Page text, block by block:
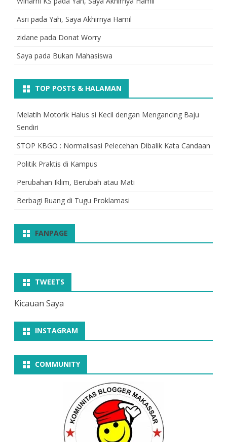
Asri pada Yah, Saya Akhirnya Hamil
zidane pada Donat Worry
Saya pada Bukan Mahasiswa
TOP POSTS & HALAMAN
Melatih Motorik Halus si Kecil dengan Mengancing Baju
Sendiri
STOP KBGO : Normalisasi Pelecehan Dibalik Kata Candaan
Politik Praktis di Kampus
Perubahan Iklim, Berubah atau Mati
Berbagi Ruang di Tugu Proklamasi
FANPAGE
TWEETS
Kicauan Saya
INSTAGRAM
COMMUNITY